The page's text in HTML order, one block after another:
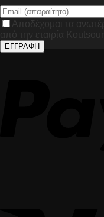
Αποδέχομαι τα
από την εταιρία